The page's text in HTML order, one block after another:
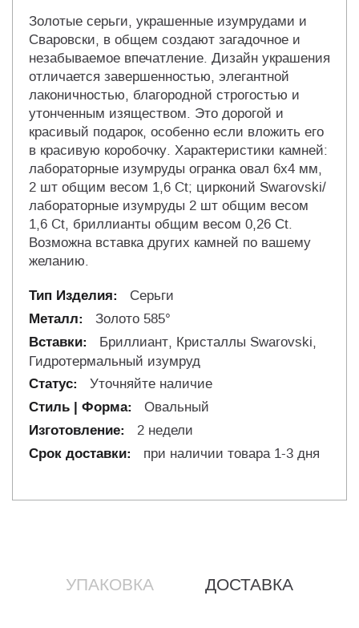
Золотые серьги, украшенные изумрудами и
Сваровски, в общем создают загадочное и
незабываемое впечатление. Дизайн украшения
отличается завершенностью, элегантной
лаконичностью, благородной строгостью и
утонченным изяществом. Это дорогой и
красивый подарок, особенно если вложить его
в красивую коробочку. Характеристики камней:
лабораторные изумруды огранка овал 6х4 мм,
2 шт общим весом 1,6 Ct; цирконий Swarovski/
лабораторные изумруды 2 шт общим весом
1,6 Ct, бриллианты общим весом 0,26 Сt.
Возможна вставка других камней по вашему
желанию.
Серьги
Золото 585°
Бриллиант, Кристаллы Swarovski,
Гидротермальный изумруд
Уточняйте наличие
Овальный
2 недели
при наличии товара 1-3 дня
УПАКОВКА ДОСТАВКА